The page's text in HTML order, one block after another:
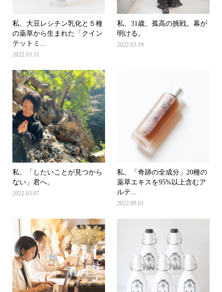
私、大豆レシチン乳化と５種
の薬草から生まれた「クイン
テットミ...
2022.03.31
私、31歳、孤高の挑戦。幕が
明ける。
2022.03.19
私、「したいことが見つから
ない」君へ。
2022.03.07
私、「奇跡の全成分」20種の
薬草エキスを95%以上含むア
ルテ...
2022.09.01